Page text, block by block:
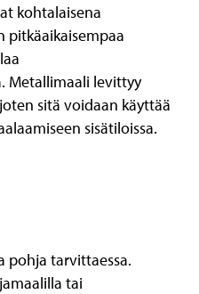
kohtalaisena
pitkäaikaisempaa
Metallimaali levittyy
sitä voidaan käyttää
sisätiloissa.
pohja tarvittaessa.
tai